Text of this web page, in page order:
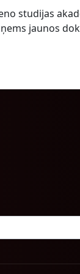
studijas
jaunos